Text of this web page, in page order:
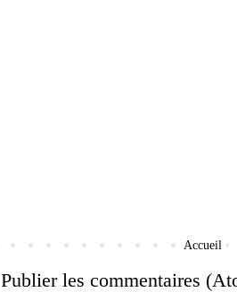
Accueil
Publier les commentaires